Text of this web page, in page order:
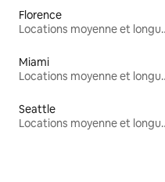
Florence
Locations
Miami
Locations
Seattle
Locations